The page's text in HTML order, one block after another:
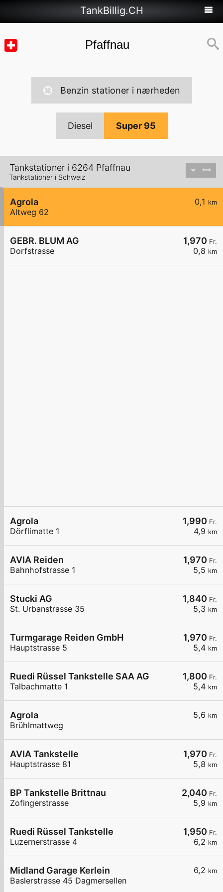
TankBillig.CH
Benzin stationer i nærheden
Diesel Super 95
Tankstationer i 6264 Pfaffnau
Tankstationer i Schweiz
0,1 km
Agrola
Altweg 62
1,970 Fr.
0,8 km
GEBR. BLUM AG
Dorfstrasse
1,990 Fr.
4,9 km
Agrola
Dörflimatte 1
1,970 Fr.
5,5 km
AVIA Reiden
Bahnhofstrasse 1
1,840 Fr.
5,3 km
Stucki AG
St. Urbanstrasse 35
1,970 Fr.
5,4 km
Turmgarage Reiden GmbH
Hauptstrasse 5
1,800 Fr.
5,4 km
Ruedi Rüssel Tankstelle SAA AG
Talbachmatte 1
5,6 km
Agrola
Brühlmattweg
1,970 Fr.
5,8 km
AVIA Tankstelle
Hauptstrasse 81
2,040 Fr.
5,9 km
BP Tankstelle Brittnau
Zofingerstrasse
1,950 Fr.
6,2 km
Ruedi Rüssel Tankstelle
Luzernerstrasse 4
6,2 km
Midland Garage Kerlein
Baslerstrasse 45 Dagmersellen